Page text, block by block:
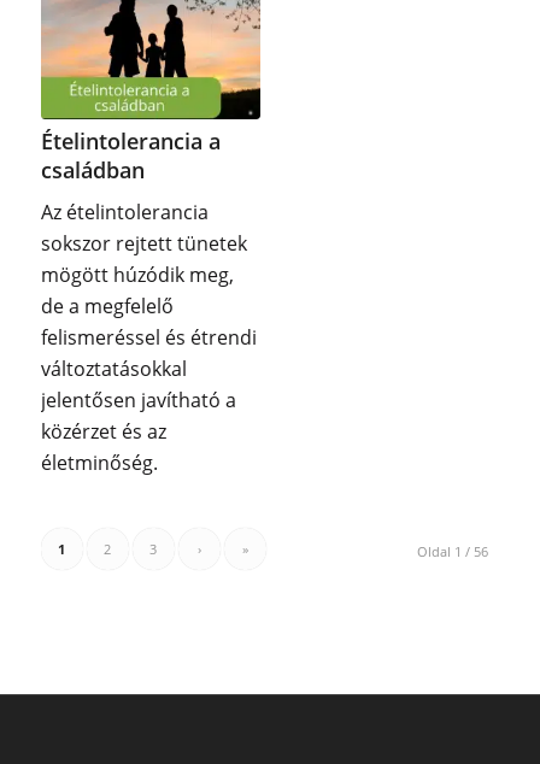
Ételintolerancia a
családban
Az ételintolerancia
sokszor rejtett tünetek
mögött húzódik meg,
de a megfelelő
felismeréssel és étrendi
változtatásokkal
jelentősen javítható a
közérzet és az
életminőség.
Oldal 1 / 56
1 2 3 › »